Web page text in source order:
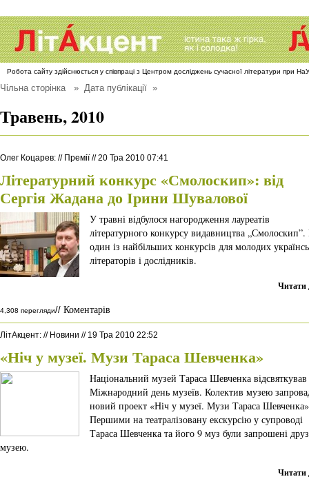
Робота сайту здійснюється у співпраці з Центром досліджень сучасної літератури при
Чільна сторінка» Дата публікації »
Травень, 2010
Олег Коцарев: // Премії//20 Тра 2010 07:41
Літературний конкурс «Смолоскип»: від
Сергія Жадана до Ірини Шувалової
У травні відбулося нагородження лауреатів
літературного конкурсу видавництва
один із найбільших конкурсів для молодих
літераторів і дослідників.
Читати
4,308 перегляди// Коментарів
ЛітАкцент: // Новини // 19 Тра 2010 22:52
«Ніч у музеї. Музи Тараса Шевченка»
Національний музей Тараса Шевченка відсвяткував
Міжнародний день музеїв. Колектив музею
новий проект «Ніч у музеї. Музи Тараса
Першими на театралізовану екскурсію у супроводі
Тараса Шевченка та його 9 муз були запрошені
музею.
Читати